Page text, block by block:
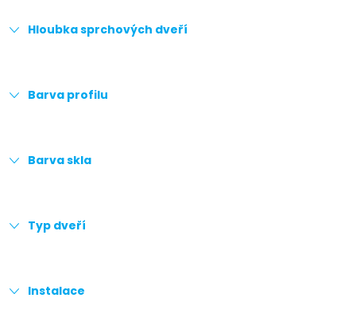
Hloubka sprchových dveří
Barva profilu
Barva skla
Typ dveří
Instalace